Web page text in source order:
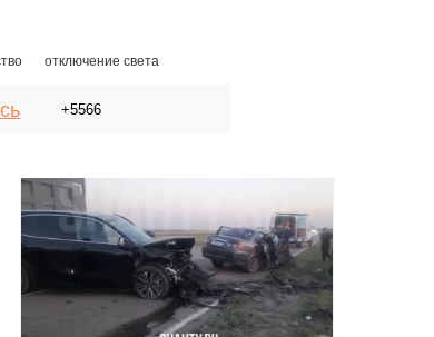
отключение света
+5566